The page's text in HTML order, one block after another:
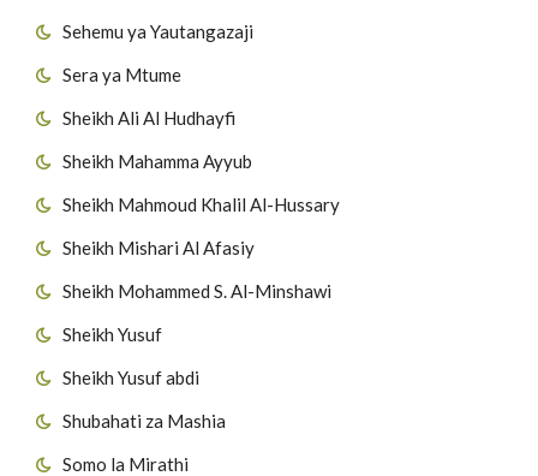
Sehemu ya Yautangazaji
Sera ya Mtume
Sheikh Ali Al Hudhayfi
Sheikh Mahamma Ayyub
Sheikh Mahmoud Khalil Al-Hussary
Sheikh Mishari Al Afasiy
Sheikh Mohammed S. Al-Minshawi
Sheikh Yusuf
Sheikh Yusuf abdi
Shubahati za Mashia
Somo la Mirathi